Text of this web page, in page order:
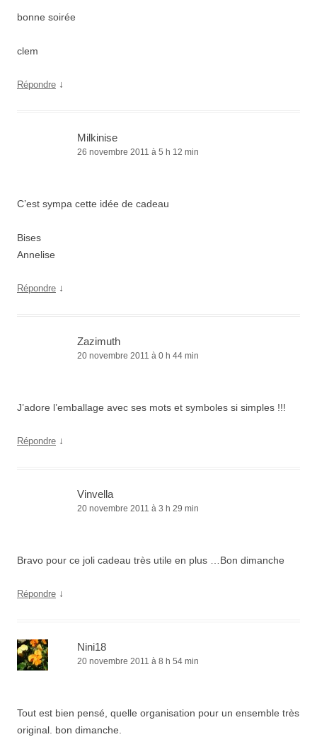
bonne soirée
clem
Répondre ↓
Milkinise
26 novembre 2011 à 5 h 12 min
C’est sympa cette idée de cadeau
Bises
Annelise
Répondre ↓
Zazimuth
20 novembre 2011 à 0 h 44 min
J’adore l’emballage avec ses mots et symboles si simples !!!
Répondre ↓
Vinvella
20 novembre 2011 à 3 h 29 min
Bravo pour ce joli cadeau très utile en plus …Bon dimanche
Répondre ↓
Nini18
20 novembre 2011 à 8 h 54 min
Tout est bien pensé, quelle organisation pour un ensemble très
original. bon dimanche.